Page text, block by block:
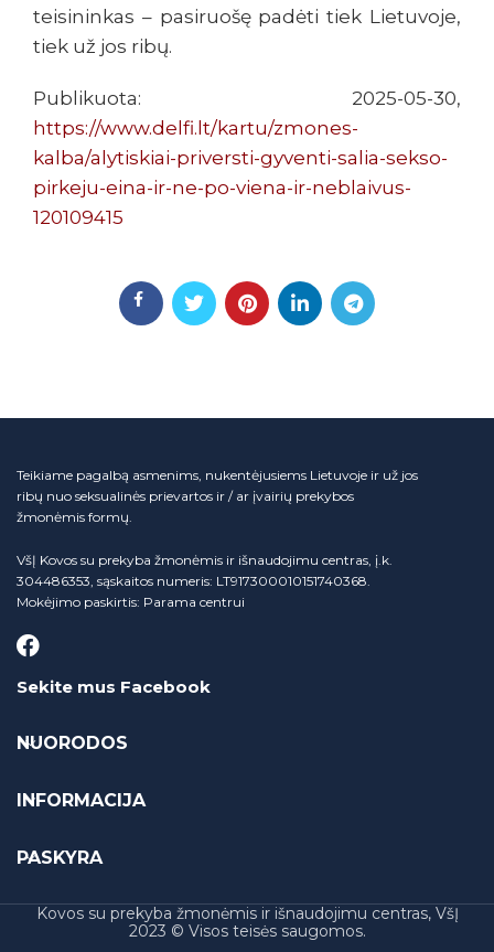
teisininkas – pasiruošę padėti tiek Lietuvoje,
tiek už jos ribų.
Publikuota: 2025-05-30,
https://www.delfi.lt/kartu/zmones-
kalba/alytiskiai-priversti-gyventi-salia-sekso-
pirkeju-eina-ir-ne-po-viena-ir-neblaivus-
120109415
Teikiame pagalbą asmenims, nukentėjusiems Lietuvoje ir už jos
ribų nuo seksualinės prievartos ir / ar įvairių prekybos
žmonėmis formų.
VšĮ Kovos su prekyba žmonėmis ir išnaudojimu centras, į.k.
304486353, sąskaitos numeris: LT917300010151740368.
Mokėjimo paskirtis: Parama centrui
Sekite mus Facebook
NUORODOS
INFORMACIJA
PASKYRA
Kovos su prekyba žmonėmis ir išnaudojimu centras, VšĮ
2023 © Visos teisės saugomos.